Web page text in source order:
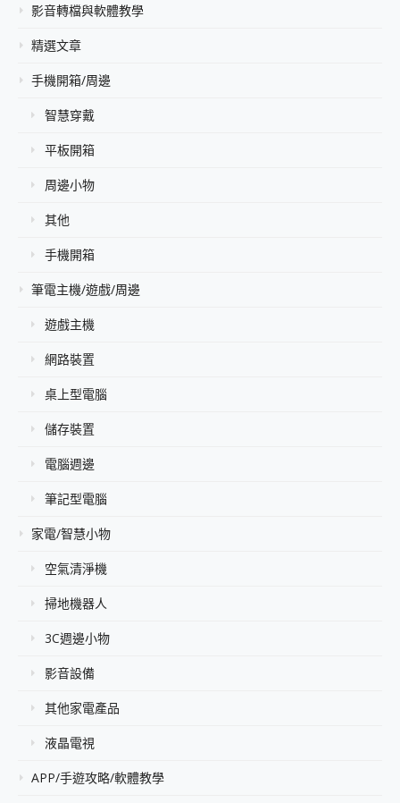
影音轉檔與軟體教學
精選文章
手機開箱/周邊
智慧穿戴
平板開箱
周邊小物
其他
手機開箱
筆電主機/遊戲/周邊
遊戲主機
網路裝置
桌上型電腦
儲存裝置
電腦週邊
筆記型電腦
家電/智慧小物
空氣清淨機
掃地機器人
3C週邊小物
影音設備
其他家電產品
液晶電視
APP/手遊攻略/軟體教學